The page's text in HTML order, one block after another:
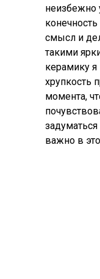
неизбежно
смысл и
такими
керамику
хрупкость
момента,
важно в